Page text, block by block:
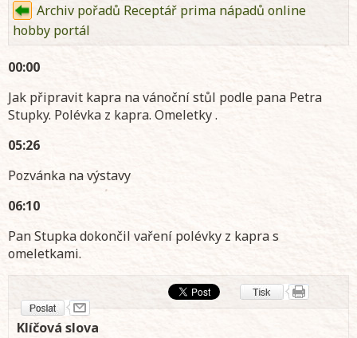
Archiv pořadů Receptář prima nápadů online
hobby portál
00:00
Jak připravit kapra na vánoční stůl podle pana Petra
Stupky. Polévka z kapra. Omeletky .
05:26
Pozvánka na výstavy
06:10
Pan Stupka dokončil vaření polévky z kapra s
omeletkami.
Klíčová slova